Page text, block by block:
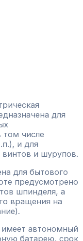
для
том числе
и для
винтов и шурупов.
для бытового
предусмотрено
шпинделя, а
вращения на
автономный
батарею, срок